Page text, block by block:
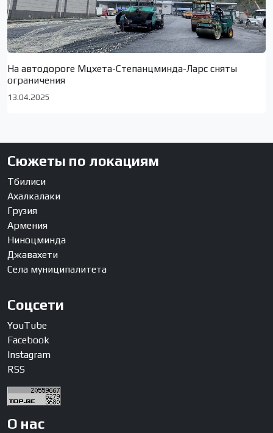
На автодороге Мцхета-Степанцминда-Ларс сняты
ограничения
13.04.2025
Сюжеты по локациям
Тбилиси
Ахалкалаки
Грузия
Армения
Ниноцминда
Джавахети
Села муниципалитета
Соцсети
YouTube
Facebook
Instagram
RSS
О нас